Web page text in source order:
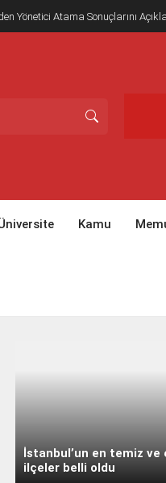
Yönetici Atama Sonuçlarını
Kamu
İstanbul’un en temiz ve
ilçeler belli oldu